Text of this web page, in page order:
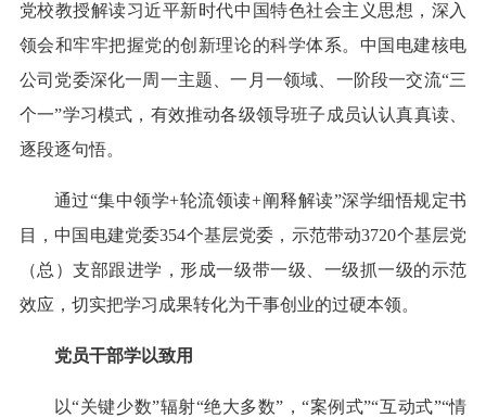
党校教授解读习近平新时代中国特色社会主义思想，深入
领会和牢牢把握党的创新理论的科学体系。中国电建核电
公司党委深化一周一主题、一月一领域、一阶段一交流“三
个一”学习模式，有效推动各级领导班子成员认认真真读、
逐段逐句悟。
通过“集中领学+轮流领读+阐释解读”深学细悟规定书
目，中国电建党委354个基层党委，示范带动3720个基层党
（总）支部跟进学，形成一级带一级、一级抓一级的示范
效应，切实把学习成果转化为干事创业的过硬本领。
党员干部学以致用
以“关键少数”辐射“绝大多数”，“案例式”“互动式”“情